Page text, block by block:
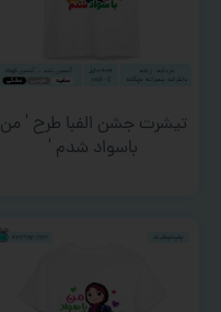
تیشرت جشن الفبا طرح ‘ من
باسواد شدم ‘